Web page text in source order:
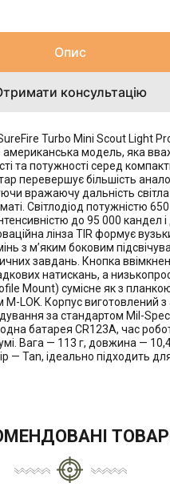
Опис
консультацію
Turbo Mini Scout Light
модель, яка
та потужності серед
перевершує більшість
вражаючу дальність
Світлодіод потужністю
до 95 000 кандел
лінза TIR формує
з м’яким боковим
завдань. Кнопка
натискань, а
Mount) сумісне як з
M-LOK. Корпус виготовлений з
за стандартом Mil-Spec
батарея CR123A, час
Вага — 113 г, довжина —
— Tan, ідеально підходить